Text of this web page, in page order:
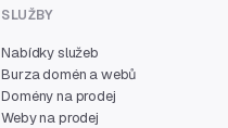
SLUŽBY
Nabídky služeb
Burza domén a webů
Domény na prodej
Weby na prodej